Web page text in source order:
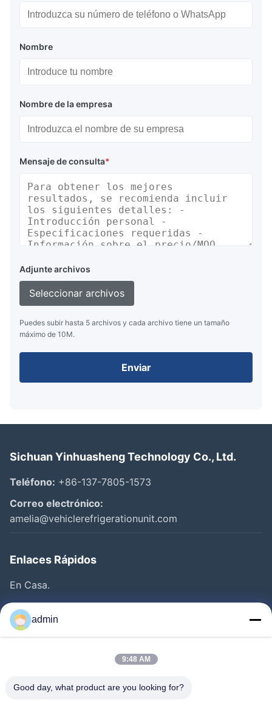
Nombre
Nombre de la empresa
Mensaje de consulta*
Adjunte archivos
Seleccionar archivos
Puedes subir hasta 5 archivos y cada archivo tiene un tamaño
máximo de 10M.
Enviar
Sichuan Yinhuasheng Technology Co., Ltd.
Teléfono: +86-137-7805-1573
Correo electrónico:
amelia@vehiclerefrigerationunit.com
Enlaces Rápidos
En Casa.
Productos
Vídeos
Control De Calidad
admin
9:48 AM
Good day, what product are you looking for?